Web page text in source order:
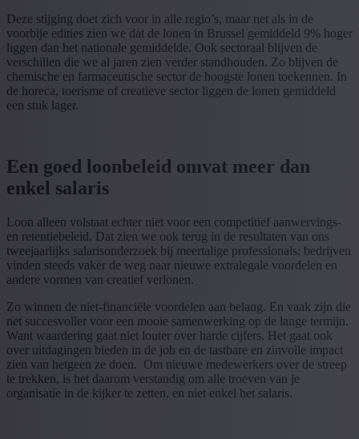
Deze stijging doet zich voor in alle regio’s, maar net als in de
voorbije edities zien we dat de lonen in Brussel gemiddeld 9% hoger
liggen dan het nationale gemiddelde. Ook sectoraal blijven de
verschillen die we al jaren zien verder standhouden. Zo blijven de
chemische en farmaceutische sector de hoogste lonen toekennen. In
de horeca, toerisme of creatieve sector liggen de lonen gemiddeld
een stuk lager.
Een goed loonbeleid omvat meer dan
enkel salaris
Loon alleen volstaat echter niet voor een competitief aanwervings-
en retentiebeleid. Dat zien we ook terug in de resultaten van ons
tweejaarlijks salarisonderzoek bij meertalige professionals: bedrijven
vinden steeds vaker de weg naar nieuwe extralegale voordelen en
andere vormen van creatief verlonen.
Zo winnen de niet-financiële voordelen aan belang. En vaak zijn die
net succesvoller voor een mooie samenwerking op de lange termijn.
Want waardering gaat niet louter over harde cijfers. Het gaat ook
over uitdagingen bieden in de job en de tastbare en zinvolle impact
zien van hetgeen ze doen. Om nieuwe medewerkers over de streep
te trekken, is het daarom verstandig om alle troeven van je
organisatie in de kijker te zetten, en niet enkel het salaris.